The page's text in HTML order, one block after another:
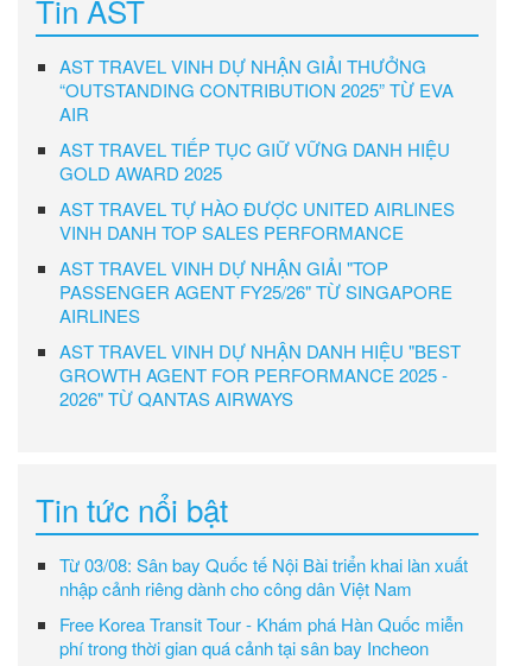
Tin AST
AST TRAVEL VINH DỰ NHẬN GIẢI THƯỞNG
“OUTSTANDING CONTRIBUTION 2025” TỪ EVA
AIR
AST TRAVEL TIẾP TỤC GIỮ VỮNG DANH HIỆU
GOLD AWARD 2025
AST TRAVEL TỰ HÀO ĐƯỢC UNITED AIRLINES
VINH DANH TOP SALES PERFORMANCE
AST TRAVEL VINH DỰ NHẬN GIẢI "TOP
PASSENGER AGENT FY25/26" TỪ SINGAPORE
AIRLINES
AST TRAVEL VINH DỰ NHẬN DANH HIỆU "BEST
GROWTH AGENT FOR PERFORMANCE 2025 -
2026" TỪ QANTAS AIRWAYS
Tin tức nổi bật
Từ 03/08: Sân bay Quốc tế Nội Bài triển khai làn xuất
nhập cảnh riêng dành cho công dân Việt Nam
Free Korea Transit Tour - Khám phá Hàn Quốc miễn
phí trong thời gian quá cảnh tại sân bay Incheon